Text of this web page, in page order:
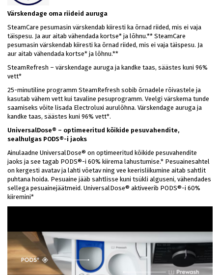
Värskendage oma riideid auruga
SteamCare pesumasin värskendab kiiresti ka õrnad riided, mis ei vaja
täispesu. Ja aur aitab vähendada kortse* ja lõhnu.** SteamCare
pesumasin värskendab kiiresti ka õrnad riided, mis ei vaja täispesu. Ja
aur aitab vähendada kortse* ja lõhnu.**
SteamRefresh – värskendage auruga ja kandke taas, säästes kuni 96%
vett*
25-minutiline programm SteamRefresh sobib õrnadele rõivastele ja
kasutab vähem vett kui tavaline pesuprogramm. Veelgi värskema tunde
saamiseks võite lisada Electroluxi aurulõhna. Värskendage auruga ja
kandke taas, säästes kuni 96% vett*.
UniversalDose® – optimeeritud kõikide pesuvahendite,
sealhulgas PODS®-i jaoks
Ainulaadne UniversalDose® on optimeeritud kõikide pesuvahendite
jaoks ja see tagab PODS®-i 60% kiirema lahustumise.* Pesuainesahtel
on kergesti avatav ja lahti võetav ning vee keerisliikumine aitab sahtlit
puhtana hoida. Pesuaine jääb sahtlisse kuni tsükli alguseni, vähendades
sellega pesuainejäätmeid. UniversalDose® aktiveerib PODS®-i 60%
kiiremini*